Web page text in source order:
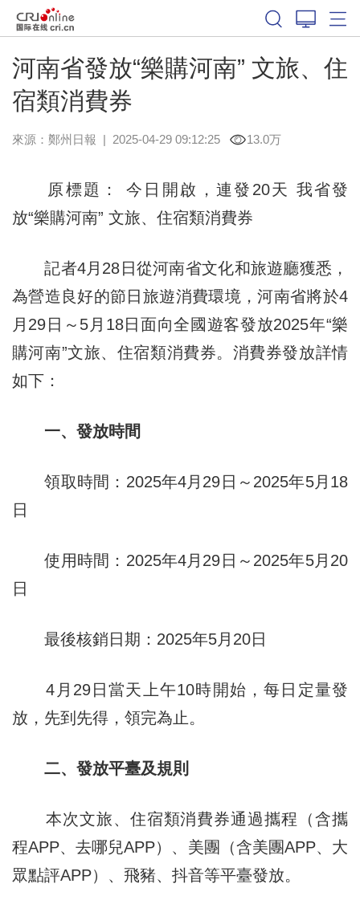
河南省發放“樂購河南” 文旅、住
宿類消費券
來源： 鄭州日報 | 2025-04-29 09:12:25 13.0万
原標題： 今日開啟，連發20天 我省發
放“樂購河南” 文旅、住宿類消費券
記者4月28日從河南省文化和旅遊廳獲悉，
為營造良好的節日旅遊消費環境，河南省將於4
月29日～5月18日面向全國遊客發放2025年“樂
購河南”文旅、住宿類消費券。消費券發放詳情
如下：
一、發放時間
領取時間：2025年4月29日～2025年5月18
日
使用時間：2025年4月29日～2025年5月20
日
最後核銷日期：2025年5月20日
4月29日當天上午10時開始，每日定量發
放，先到先得，領完為止。
二、發放平臺及規則
本次文旅、住宿類消費券通過攜程（含攜
程APP、去哪兒APP）、美團（含美團APP、大
眾點評APP）、飛豬、抖音等平臺發放。